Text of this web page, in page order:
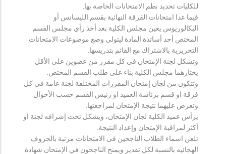
للكليات تحديد نظم الامتحانات الخاصة بها.
فيما عدا امتحانات الفرقة النهائية بقسم الليسانس أو
البكالوريوس يعين مجلس الكلية بعد أخذ رأي مجلس القسم
المختص أحد أساتذة المادة ليتولى وضع موضوعات الامتحانات
التحريرية بالاشتراك مع القائم بتدريسها.
وتشكل لجنة الإمتحان في كل مقرر من عضوين على الأقل
يختارهما مجلس الكلية بناء على طلب القسم المختص.
وتتكون من لجان إمتحان المقررات المختلفة لجنة عامة في كل
فرقة او قسم برئاسة العميد او رئيس القسم حسب الأحوال
وتعرض عليهما نتيجة الإمتحان لمراجعتها.
يرأس عميد الكلية لجان الإمتحان، ويشكل تحت إشرافه لجنة او
أكثر لمراقبة الإمتحان وإعداد النتيجة.
تلعن اسماء الطلاب الناجحين فى الامتحانات مرتبة بالحروف
الهجائيه بالنسبة لكل تقدير ويمنح الناجحون في الإمتحان شهادة